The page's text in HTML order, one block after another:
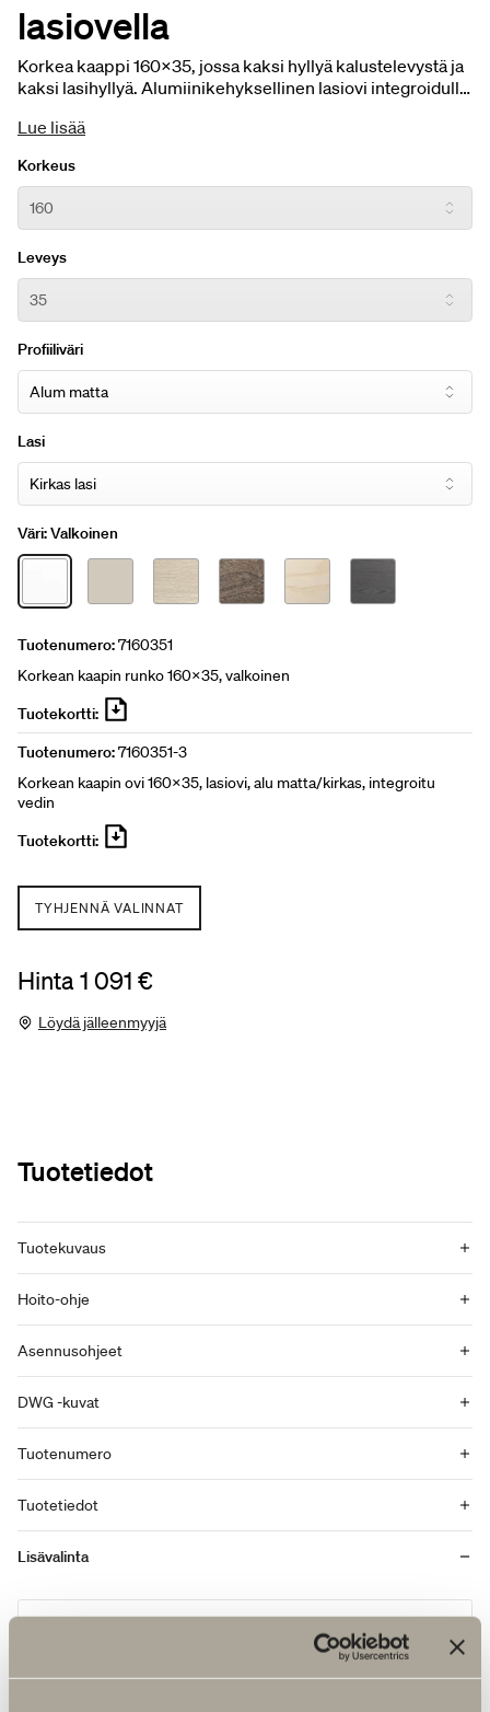
lasiovella
Korkea kaappi 160x35, jossa kaksi hyllyä kalustelevystä ja
kaksi lasihyllyä. Alumiinikehyksellinen lasiovi integroidulla
kalustevärissä ja lasiovessa on matta-alumiini tai musta
ulosvedettävät laatikot lisävarusteena.
Lue lisää
Korkeus
Leveys
Profiiliväri
Lasi
Väri:Valkoinen
Tuotenumero:7160351
Korkean kaapin runko 160x35, valkoinen
Tuotekortti:
Tuotenumero:7160351-3
Korkean kaapin ovi 160x35, lasiovi, alu matta/kirkas, integroitu
vedin
Tuotekortti:
TYHJENNÄ VALINNAT
Hinta 1 091 €
Löydä jälleenmyyjä
Tuotetiedot
Tuotekuvaus
Hoito-ohje
Asennusohjeet
DWG -kuvat
Tuotenumero
Tuotetiedot
Lisävalinta